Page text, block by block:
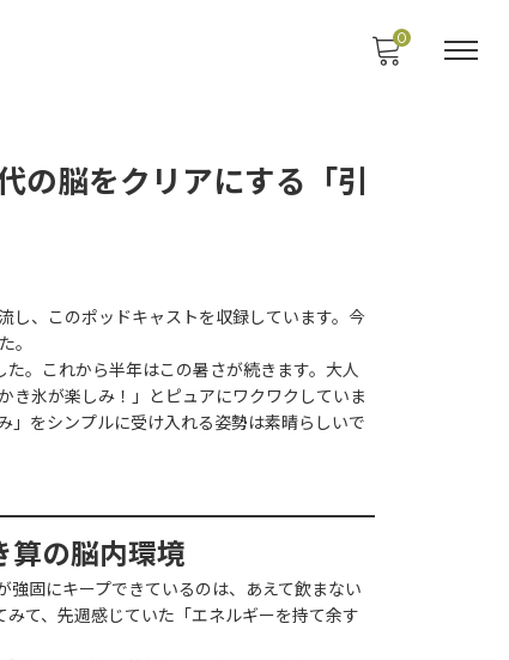
0
の脳をクリアにする「引
し、このポッドキャストを収録しています。今
。
。これから半年はこの暑さが続きます。大人
き氷が楽しみ！」とピュアにワクワクしていま
」をシンプルに受け入れる姿勢は素晴らしいで
算の脳内環境
強固にキープできているのは、あえて飲まない
て、先週感じていた「エネルギーを持て余す